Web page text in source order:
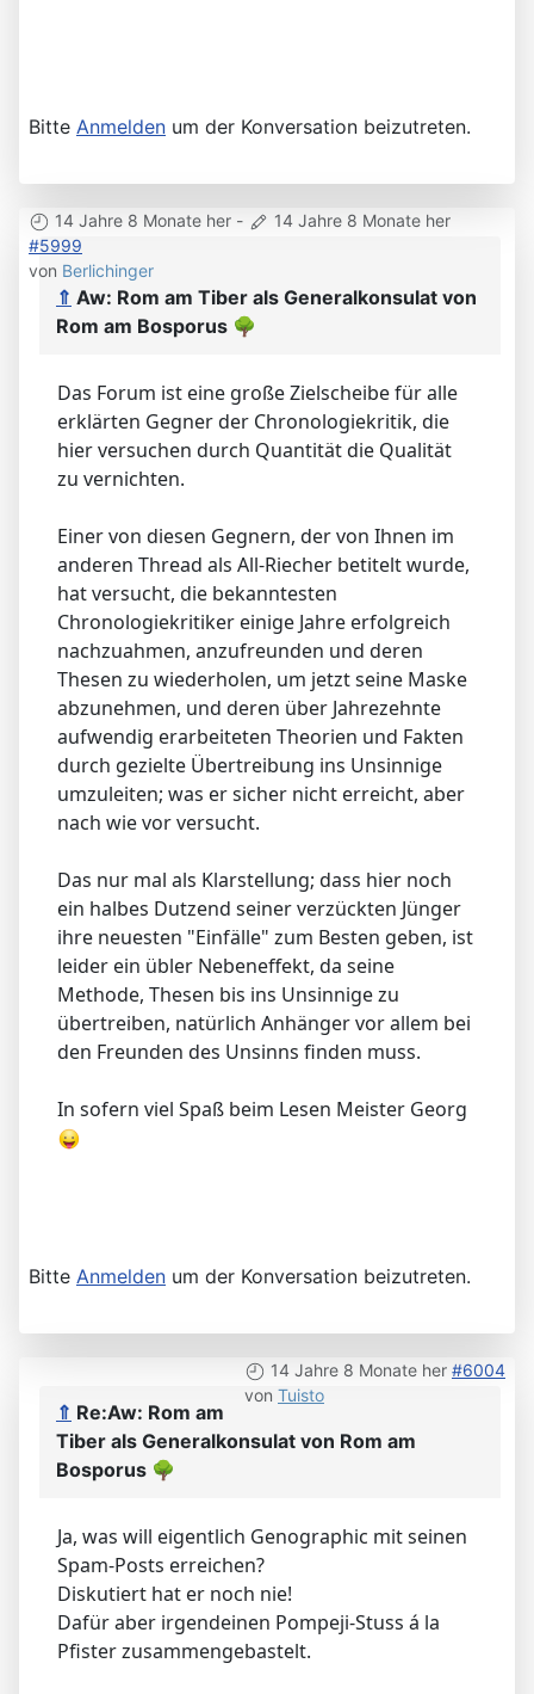
Bitte Anmelden um der Konversation beizutreten.
14 Jahre 8 Monate her -
14 Jahre 8 Monate her
#5999
von Berlichinger
⇑ Aw: Rom am Tiber als Generalkonsulat von
Rom am Bosporus 🌳
Das Forum ist eine große Zielscheibe für alle
erklärten Gegner der Chronologiekritik, die
hier versuchen durch Quantität die Qualität
zu vernichten.
Einer von diesen Gegnern, der von Ihnen im
anderen Thread als All-Riecher betitelt wurde,
hat versucht, die bekanntesten
Chronologiekritiker einige Jahre erfolgreich
nachzuahmen, anzufreunden und deren
Thesen zu wiederholen, um jetzt seine Maske
abzunehmen, und deren über Jahrezehnte
aufwendig erarbeiteten Theorien und Fakten
durch gezielte Übertreibung ins Unsinnige
umzuleiten; was er sicher nicht erreicht, aber
nach wie vor versucht.
Das nur mal als Klarstellung; dass hier noch
ein halbes Dutzend seiner verzückten Jünger
ihre neuesten "Einfälle" zum Besten geben, ist
leider ein übler Nebeneffekt, da seine
Methode, Thesen bis ins Unsinnige zu
übertreiben, natürlich Anhänger vor allem bei
den Freunden des Unsinns finden muss.
In sofern viel Spaß beim Lesen Meister Georg
Bitte Anmelden um der Konversation beizutreten.
14 Jahre 8 Monate her #6004
von Tuisto
⇑ Re:Aw: Rom am
Tiber als Generalkonsulat von Rom am
Bosporus 🌳
Ja, was will eigentlich Genographic mit seinen
Spam-Posts erreichen?
Diskutiert hat er noch nie!
Dafür aber irgendeinen Pompeji-Stuss á la
Pfister zusammengebastelt.